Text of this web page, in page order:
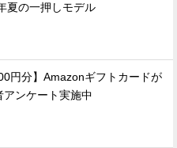
夏の一押しモデル
円分】Amazonギフトカードが
アンケート実施中